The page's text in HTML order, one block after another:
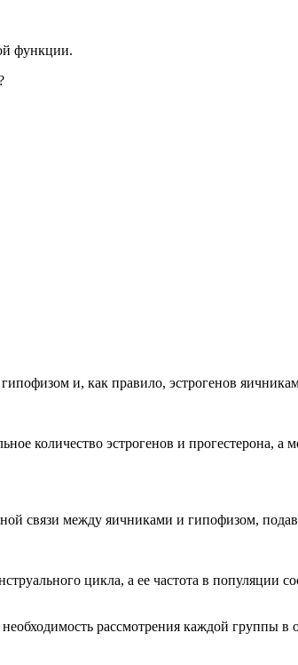
функции.
и, как правило, эстрогенов
количество эстрогенов и прогестерона, а
связи между яичниками и гипофизом,
цикла, а ее частота в популяции
рассмотрения каждой группы в